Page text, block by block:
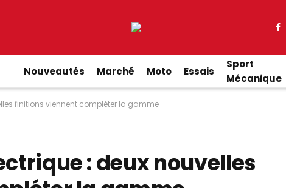
Nouveautés Marché Moto Essais
Sport
Mécanique
finitions viennent compléter la gamme
: deux nouvelles